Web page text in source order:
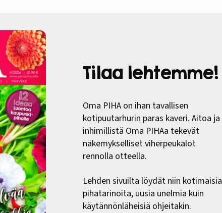
Tilaa lehtemme!
Oma PIHA on ihan tavallisen
kotipuutarhurin paras kaveri. Aitoa ja
inhimillistä Oma PIHAa tekevät
näkemykselliset viherpeukalot
rennolla otteella.
Lehden sivuilta löydät niin kotimaisia
pihatarinoita, uusia unelmia kuin
käytännönläheisiä ohjeitakin.